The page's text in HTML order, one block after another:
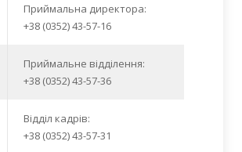
Приймальна директора:
+38 (0352) 43-57-16
Приймальне відділення:
+38 (0352) 43-57-36
Відділ кадрів:
+38 (0352) 43-57-31